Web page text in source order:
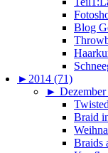
Blog
► 2014 (71)
►
Braid
Braids